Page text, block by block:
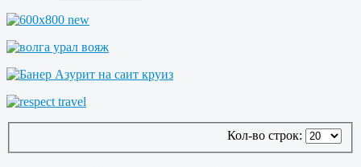
Кол-во строк: